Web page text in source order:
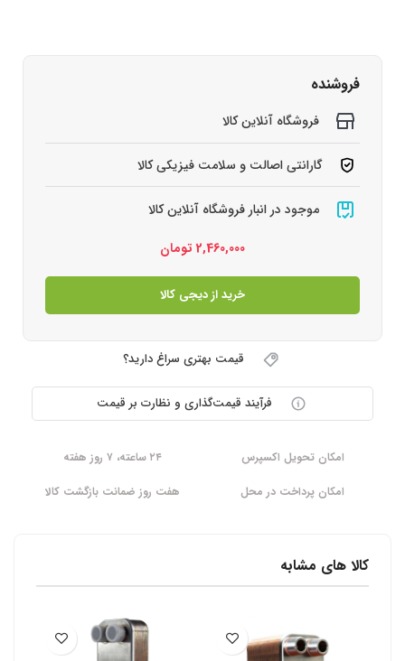
فروشنده
فروشگاه آنلاین کالا
گارانتی اصالت و سلامت فیزیکی کالا
موجود در انبار فروشگاه آنلاین کالا
2,460,000 تومان
خرید از دیجی کالا
قیمت بهتری سراغ دارید؟
فرآیند قیمت‌گذاری و نظارت بر قیمت
امکان تحویل اکسپرس
۲۴ ساعته، ۷ روز هفته
امکان پرداخت در محل
هفت روز ضمانت بازگشت کالا
کالا های مشابه